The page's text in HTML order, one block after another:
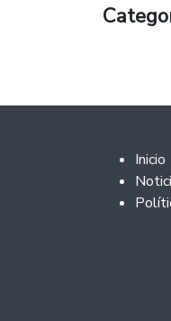
Footer
Inicio